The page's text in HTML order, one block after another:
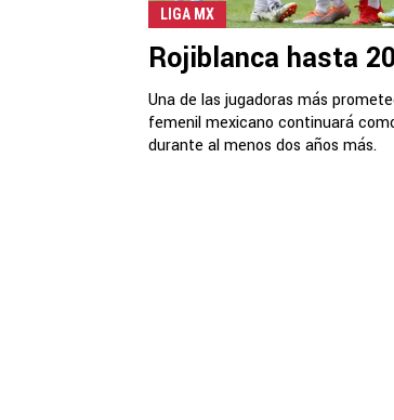
LIGA MX
Rojiblanca hasta
Una de las jugadoras más
femenil mexicano continuará
durante al menos dos años más.